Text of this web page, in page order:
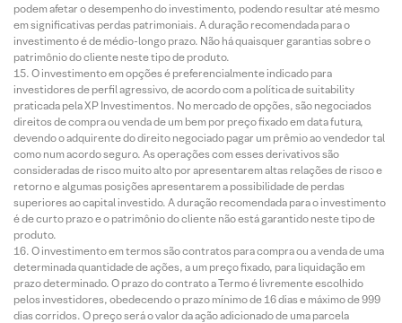
podem afetar o desempenho do investimento, podendo resultar até mesmo
em significativas perdas patrimoniais. A duração recomendada para o
investimento é de médio-longo prazo. Não há quaisquer garantias sobre o
patrimônio do cliente neste tipo de produto.
O investimento em opções é preferencialmente indicado para
investidores de perfil agressivo, de acordo com a política de suitability
praticada pela XP Investimentos. No mercado de opções, são negociados
direitos de compra ou venda de um bem por preço fixado em data futura,
devendo o adquirente do direito negociado pagar um prêmio ao vendedor tal
como num acordo seguro. As operações com esses derivativos são
consideradas de risco muito alto por apresentarem altas relações de risco e
retorno e algumas posições apresentarem a possibilidade de perdas
superiores ao capital investido. A duração recomendada para o investimento
é de curto prazo e o patrimônio do cliente não está garantido neste tipo de
produto.
O investimento em termos são contratos para compra ou a venda de uma
determinada quantidade de ações, a um preço fixado, para liquidação em
prazo determinado. O prazo do contrato a Termo é livremente escolhido
pelos investidores, obedecendo o prazo mínimo de 16 dias e máximo de 999
dias corridos. O preço será o valor da ação adicionado de uma parcela